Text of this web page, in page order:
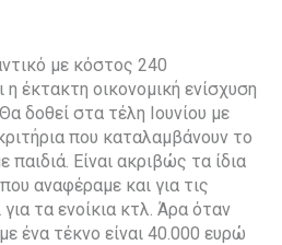
με κόστος 240
η έκτακτη οικονομική ενίσχυση
δοθεί στα τέλη Ιουνίου με
που καταλαμβάνουν το
παιδιά. Είναι ακριβώς τα ίδια
αναφέραμε και για τις
τα ενοίκια κτλ. Άρα όταν
ένα τέκνο είναι 40.000 ευρώ